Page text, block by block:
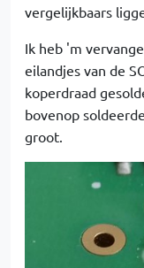
vergelijkbaars
Ik heb 'm
eilandjes van de
koperdraad
bovenop
groot.